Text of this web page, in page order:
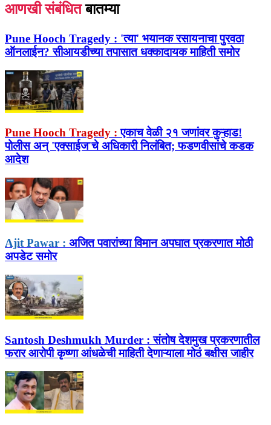
आणखी संबंधित बातम्या
Pune Hooch Tragedy : 'त्या' भयानक रसायनाचा पुरवठा
ऑनलाईन? सीआयडीच्या तपासात धक्कादायक माहिती समोर
Pune Hooch Tragedy : एकाच वेळी २१ जणांवर कुऱ्हाड!
पोलीस अन् 'एक्साईज'चे अधिकारी निलंबित; फडणवीसांचे कडक
आदेश
Ajit Pawar : अजित पवारांच्या विमान अपघात प्रकरणात मोठी
अपडेट समोर
Santosh Deshmukh Murder : संतोष देशमुख प्रकरणातील
फरार आरोपी कृष्णा आंधळेची माहिती देणाऱ्याला मोठं बक्षीस जाहीर